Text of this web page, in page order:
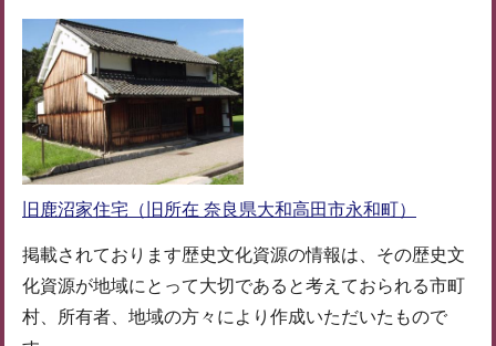
旧鹿沼家住宅（旧所在 奈良県大和高田市永和町）
掲載されております歴史文化資源の情報は、その歴史文
化資源が地域にとって大切であると考えておられる市町
村、所有者、地域の方々により作成いただいたもので